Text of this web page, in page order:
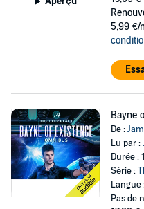
5,99 €/
Bayne
De :
Lu par :
Durée :
Série :
Langue
Pas de